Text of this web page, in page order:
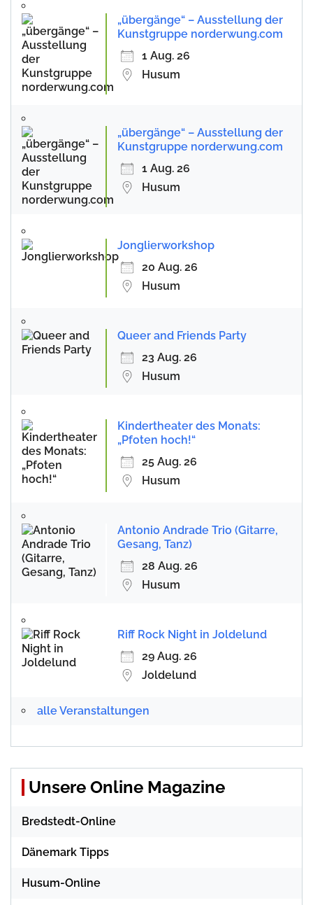
„übergänge“ – Ausstellung der
Kunstgruppe norderwung.com
1 Aug. 26
Husum
„übergänge“ – Ausstellung der
Kunstgruppe norderwung.com
1 Aug. 26
Husum
Jonglierworkshop
20 Aug. 26
Husum
Queer and Friends Party
23 Aug. 26
Husum
Kindertheater des Monats:
„Pfoten hoch!“
25 Aug. 26
Husum
Antonio Andrade Trio (Gitarre,
Gesang, Tanz)
28 Aug. 26
Husum
Riff Rock Night in Joldelund
29 Aug. 26
Joldelund
alle Veranstaltungen
Unsere Online Magazine
Bredstedt-Online
Dänemark Tipps
Husum-Online